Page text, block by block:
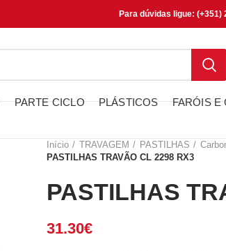
Para dúvidas ligue: (+351)
PARTE CICLO PLÁSTICOS FARÓIS E
Início TRAVAGEM PASTILHAS
PASTILHAS TRAVÃO CL 2298 RX3
PASTILHAS
31.30€